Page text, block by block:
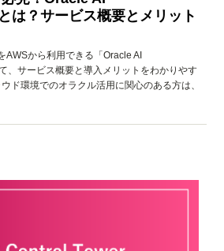
は？サービス概要とメリット
AWSから利用できる「Oracle AI
、サービス概要と導入メリットをわかりやす
ド環境でのオラクル活用に関心のある方は、